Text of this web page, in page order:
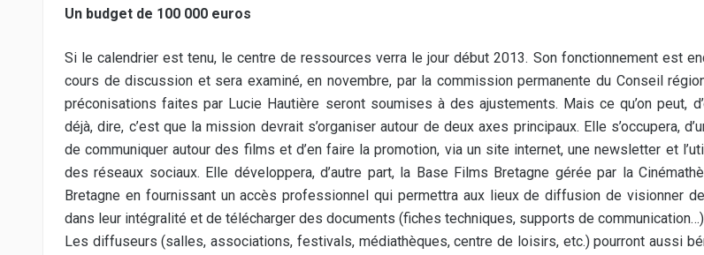
Un budget de 100 000 euros
Si le calendrier est tenu, le centre de ressources verra le jour début 2013. Son fonctionnement est
cours de discussion et sera examiné, en novembre, par la commission permanente du Conseil
préconisations faites par Lucie Hautière seront soumises à des ajustements. Mais ce qu’on peut,
déjà, dire, c’est que la mission devrait s’organiser autour de deux axes principaux. Elle s’occupera,
de communiquer autour des films et d’en faire la promotion, via un site internet, une newsletter et
des réseaux sociaux. Elle développera, d’autre part, la Base Films Bretagne gérée par la
Bretagne en fournissant un accès professionnel qui permettra aux lieux de diffusion de visionner
dans leur intégralité et de télécharger des documents (fiches techniques, supports de
Les diffuseurs (salles, associations, festivals, médiathèques, centre de loisirs, etc.) pourront aussi